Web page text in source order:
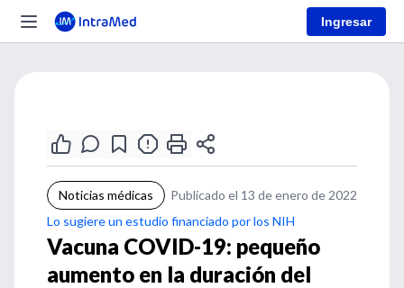
Ingresar
Noticias médicas
Publicado el 13 de enero de 2022
Lo sugiere un estudio financiado por los NIH
Vacuna COVID-19: pequeño
aumento en la duración del